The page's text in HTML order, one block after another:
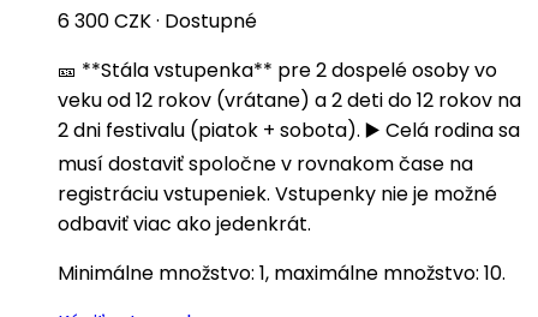
6 300 CZK· Dostupné
🎫 **Stála vstupenka** pre 2 dospelé osoby vo
veku od 12 rokov (vrátane) a 2 deti do 12 rokov na
2 dni festivalu (piatok + sobota). ▶️ Celá rodina sa
musí dostaviť spoločne v rovnakom čase na
registráciu vstupeniek. Vstupenky nie je možné
odbaviť viac ako jedenkrát.
Minimálne množstvo: 1, maximálne množstvo: 10.